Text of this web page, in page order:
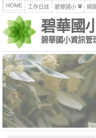
HOME 工作日誌 碧華國小 網
碧華國
碧華國小資訊管